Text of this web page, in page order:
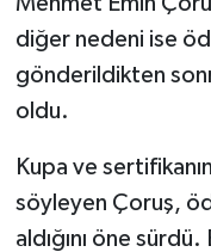
diğer nedeni ise
gönderildikten
oldu.
Kupa ve
söyleyen Çoruş,
aldığını öne